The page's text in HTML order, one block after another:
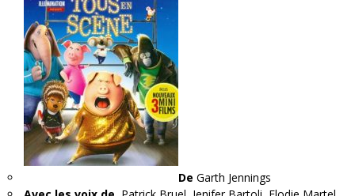
De Garth Jennings